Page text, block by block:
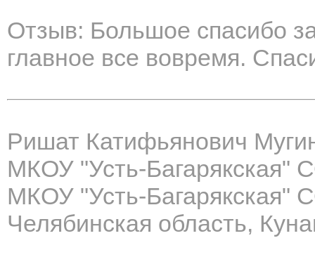
Отзыв: Большое спасибо
главное все вовремя.
Ришат Катифьянович
МКОУ "Усть-Багарякская"
МКОУ "Усть-Багарякская"
Челябинская область,